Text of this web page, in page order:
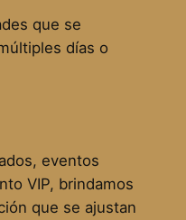
que se
días o
eventos
VIP, brindamos
que se ajustan